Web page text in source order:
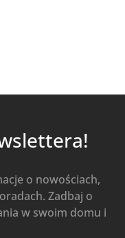
o nowościach,
Zadbaj o
w swoim domu i